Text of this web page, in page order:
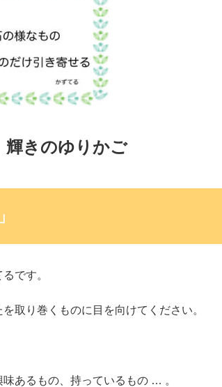
きのゆりかご
です。
取り巻くものに目を向けてください。
あるもの、持っているもの … 。